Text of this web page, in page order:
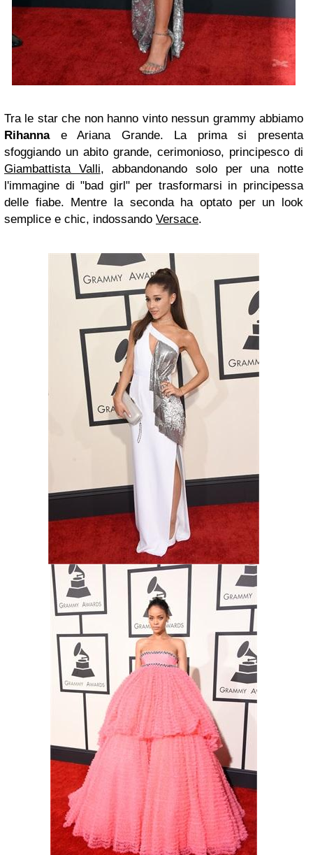
Tra le star che non hanno vinto nessun grammy abbiamo
Rihannae Ariana Grande. La prima si presenta
sfoggiando un abito grande, cerimonioso, principesco di
Giambattista Valli, abbandonando solo per una notte
l'immagine di "bad girl" per trasformarsi in principessa
delle fiabe. Mentre la seconda ha optato per un look
semplice e chic, indossando Versace.